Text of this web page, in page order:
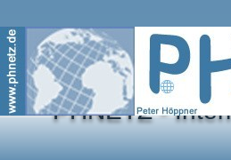
PHNETZ -
Marketing für